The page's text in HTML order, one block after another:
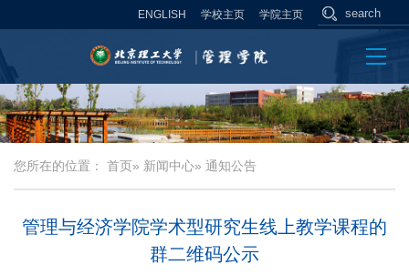
ENGLISH 学校主页 学院主页
您所在的位置： 首页» 新闻中心» 通知公告
管理与经济学院学术型研究生线上教学课程的
群二维码公示